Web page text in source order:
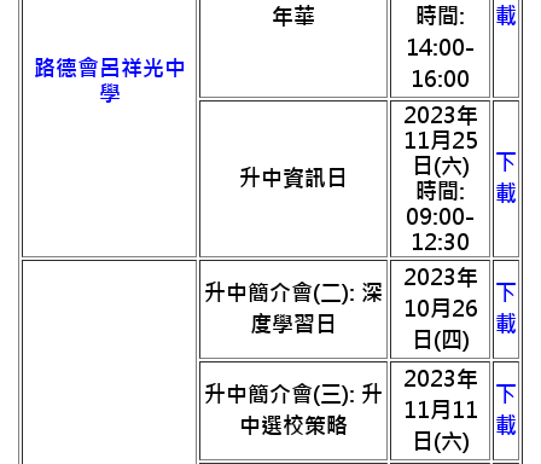
路德會呂祥光中
學
年華
時間:
14:00-
16:00
載
升中資訊日
2023年
11月25
日(六)
時間:
09:00-
12:30
下
載
升中簡介會(二): 深
度學習日
2023年
10月26
日(四)
下
載
升中簡介會(三): 升
中選校策略
2023年
11月11
日(六)
下
載